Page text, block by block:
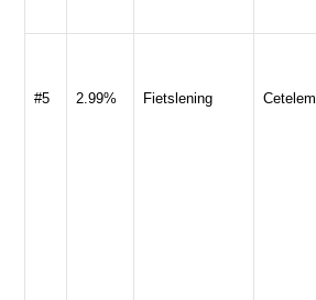
#5 2.99% Fietslening Cetelem